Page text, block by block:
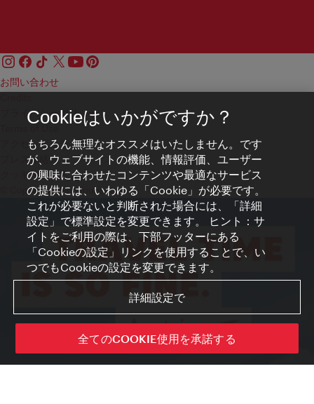
お問い合わせ
プライバシーポリシー
アクセシビリティ
プレス連絡先
クッキーの設定
© Copyright WienTourismus
Cookieはいかがですか？
もちろん無理なオススメはいたしません。です
が、ウェブサイトの機能、情報評価、ユーザー
の興味に合わせたコンテンツや最適なサービス
の提供には、いわゆる「Cookie」が必要です。
これが必要ないと判断された場合には、「詳細
設定」で標準設定を変更できます。 ヒント：サ
イトをご利用の際は、下部フッターにある
「Cookieの設定」リンクを使用することで、い
つでもCookieの設定を変更できます。
詳細設定で
全てのCOOKIE使用を承諾する